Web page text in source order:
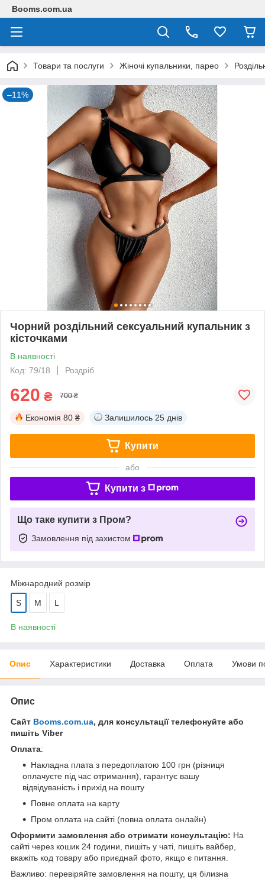
Booms.com.ua
Товари та послуги Жіночі купальники, парео
–11%
Чорний роздільний сексуальний купальник з
кісточками
В наявності
Код: 79/18
Роздріб
620 ₴ 700 ₴
Економія 80 ₴ Залишилось 25 днів
Купити
або
Купити з
Що таке купити з Пром?
Замовлення під захистом
Міжнародний розмір
S M L
В наявності
Опис Характеристики Доставка Оплата Умови
Опис
Сайт Booms.com.ua, для консультації телефонуйте або
пишіть Viber
Оплата:
Накладна плата з передоплатою 100 грн (різниця
оплачуєте під час отримання), гарантує вашу
відвідуваність і прихід на пошту
Повне оплата на карту
Пром оплата на сайті (повна оплата онлайн)
Оформити замовлення або отримати консультацію: На
сайті через кошик 24 години, пишіть у чаті, пишіть вайбер,
вкажіть код товару або приєднай фото, якщо є питання.
Важливо: перевіряйте замовлення на пошту, ця білизна